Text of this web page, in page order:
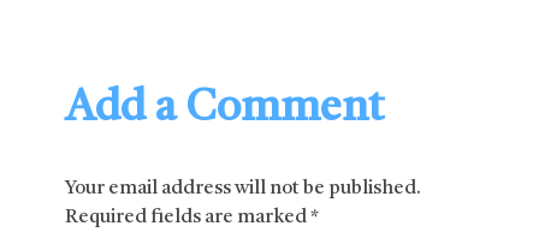
Add a Comment
Your email address will not be published.
Required fields are marked *